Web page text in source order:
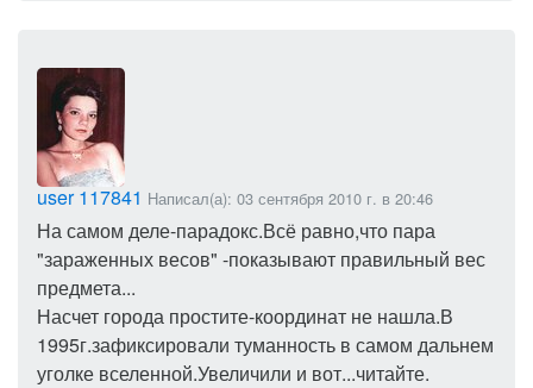
user 117841 Написал(а): 03 сентября 2010 г. в 20:46
На самом деле-парадокс.Всё равно,что пара
"зараженных весов" -показывают правильный вес
предмета...
Насчет города простите-координат не нашла.В
1995г.зафиксировали туманность в самом дальнем
уголке вселенной.Увеличили и вот...читайте.